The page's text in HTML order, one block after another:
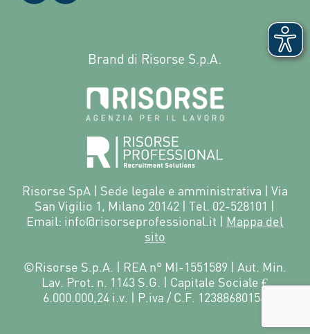
Brand di Risorse S.p.A.
Risorse SpA | Sede legale e amministrativa | Via
San Vigilio 1, Milano 20142 | Tel. 02-528101 |
Email: info@risorseprofessional.it | Mappa del
sito
©Risorse S.p.A. | REA n° MI-1551589 | Aut. Min.
Lav. Prot. n. 1143 S.G. | Capitale Sociale €
6.000.000,24 i.v. | P.iva / C.F. 12388680154